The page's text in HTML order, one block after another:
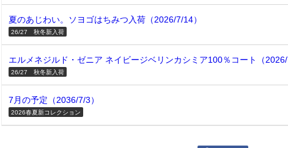
夏のあじわい。ソヨゴはちみつ入荷（2026/7/14）
26/27 秋冬新入荷
エルメネジルド・ゼニア ネイビージベリンカシミア100％コート（
26/27 秋冬新入荷
7月の予定（2036/7/3）
2026春夏新コレクション